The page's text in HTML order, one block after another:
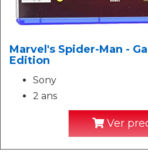
Marvel's Spider-Man -
Edition
Sony
2 ans
Ver